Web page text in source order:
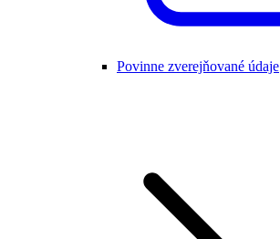
Povinne zverejňované údaje